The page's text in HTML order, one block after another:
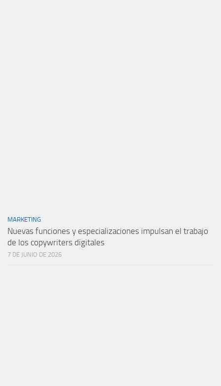
MARKETING
Nuevas funciones y especializaciones impulsan el trabajo
de los copywriters digitales
7 DE JUNIO DE 2026